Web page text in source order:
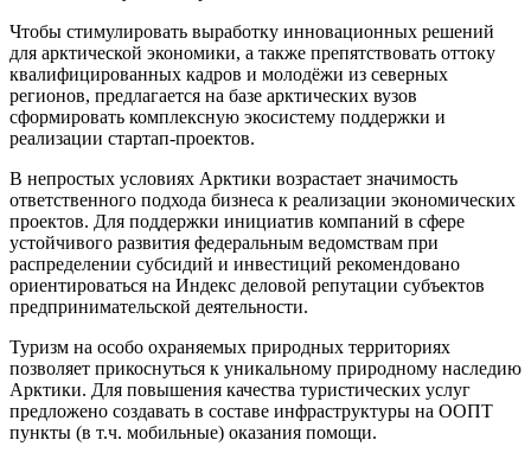
Чтобы стимулировать выработку инновационных решений
для арктической экономики, а также препятствовать оттоку
квалифицированных кадров и молодёжи из северных
регионов, предлагается на базе арктических вузов
сформировать комплексную экосистему поддержки и
реализации стартап-проектов.
В непростых условиях Арктики возрастает значимость
ответственного подхода бизнеса к реализации экономических
проектов. Для поддержки инициатив компаний в сфере
устойчивого развития федеральным ведомствам при
распределении субсидий и инвестиций рекомендовано
ориентироваться на Индекс деловой репутации субъектов
предпринимательской деятельности.
Туризм на особо охраняемых природных территориях
позволяет прикоснуться к уникальному природному наследию
Арктики. Для повышения качества туристических услуг
предложено создавать в составе инфраструктуры на ООПТ
пункты (в т.ч. мобильные) оказания помощи.